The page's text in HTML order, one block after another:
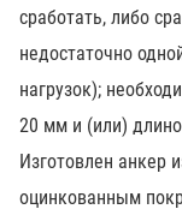
сработать, либо
недостаточно
нагрузок);
20 мм и (или)
Изготовлен анкер
оцинкованным